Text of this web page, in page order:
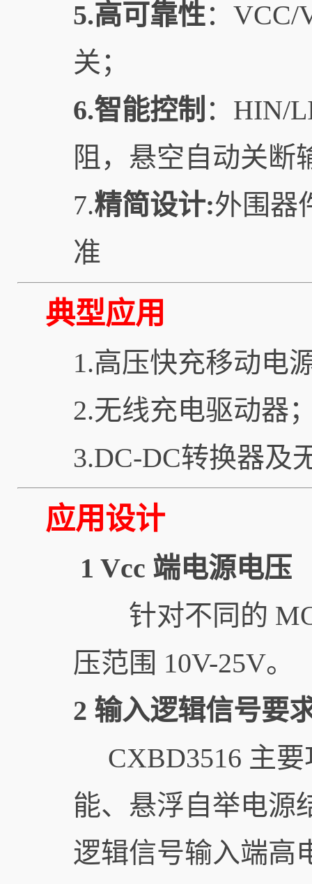
5.高可靠性：VCC/
关；
6.智能控制 ：HIN/
阻，悬空自动关断
7.精简设计:外围器
准
典型应用
1.高压快充移动电
2.无线充电驱动器
3.DC-DC转换器及
应用设计
1 Vcc 端电源电压
针对不同的
压范围 10V-25V。
2 输入逻辑信号要
CXBD3516 主要
能、悬浮自举电源
逻辑信号输入端高